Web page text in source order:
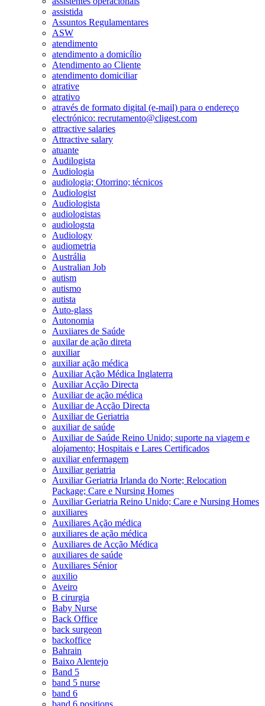
assistida
Assuntos Regulamentares
ASW
atendimento
atendimento a domicílio
Atendimento ao Cliente
atendimento domiciliar
atrative
atrativo
através de formato digital (e-mail) para o endereço
electrónico: recrutamento@cligest.com
attractive salaries
Attractive salary
atuante
Audilogista
Audiologia
audiologia; Otorrino; técnicos
Audiologist
Audiologista
audiologistas
audiologsta
Audiology
audiometria
Austrália
Australian Job
autism
autismo
autista
Auto-glass
Autonomia
Auxiiares de Saúde
auxilar de ação direta
auxiliar
auxiliar ação médica
Auxiliar Ação Médica Inglaterra
Auxiliar Acção Directa
Auxiliar de ação médica
Auxiliar de Acção Directa
Auxiliar de Geriatria
auxiliar de saúde
Auxiliar de Saúde Reino Unido; suporte na viagem e
alojamento; Hospitais e Lares Certificados
auxiliar enfermagem
Auxiliar geriatria
Auxiliar Geriatria Irlanda do Norte; Relocation
Package; Care e Nursing Homes
Auxiliar Geriatria Reino Unido; Care e Nursing Homes
auxiliares
Auxiliares Ação médica
auxiliares de ação médica
Auxiliares de Acção Médica
auxiliares de saúde
Auxiliares Sénior
auxilio
Aveiro
B cirurgia
Baby Nurse
Back Office
back surgeon
backoffice
Bahrain
Baixo Alentejo
Band 5
band 5 nurse
band 6
band 6 positions